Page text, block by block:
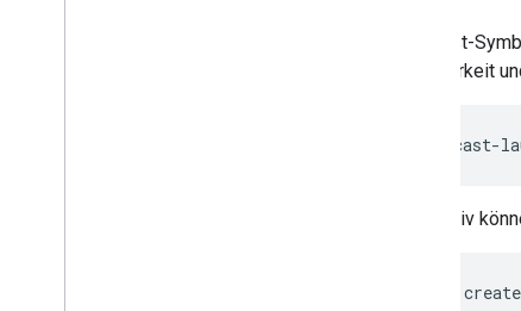
Die Cast-
Sichtbarkeit
cast-
Alternativ